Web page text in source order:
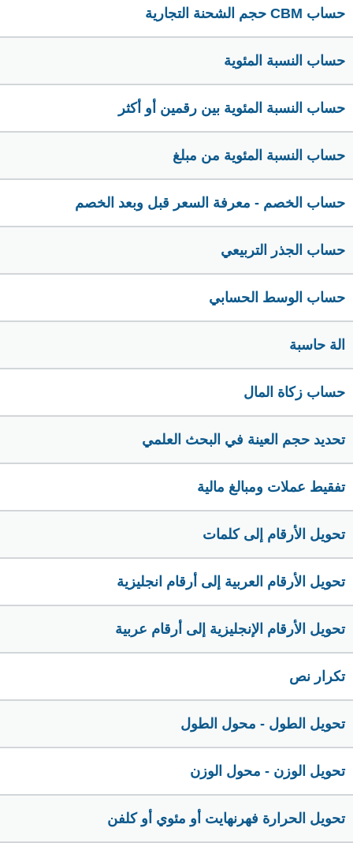
حساب CBM حجم الشحنة التجارية
حساب النسبة المئوية
حساب النسبة المئوية بين رقمين أو أكثر
حساب النسبة المئوية من مبلغ
حساب الخصم - معرفة السعر قبل وبعد الخصم
حساب الجذر التربيعي
حساب الوسط الحسابي
الة حاسبة
حساب زكاة المال
تحديد حجم العينة في البحث العلمي
تفقيط عملات ومبالغ مالية
تحويل الأرقام إلى كلمات
تحويل الأرقام العربية إلى أرقام انجليزية
تحويل الأرقام الإنجليزية إلى أرقام عربية
تكرار نص
تحويل الطول - محول الطول
تحويل الوزن - محول الوزن
تحويل الحرارة فهرنهايت أو مئوي أو كلفن